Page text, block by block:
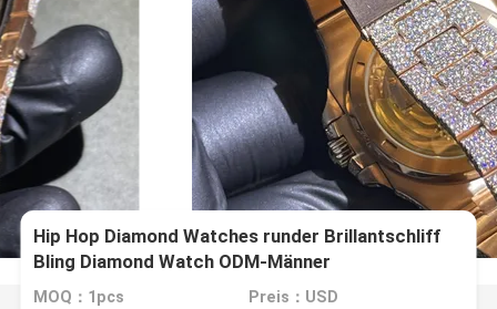
Hip Hop Diamond Watches runder Brillantschliff
Bling Diamond Watch ODM-Männer
MOQ：1pcs Preis：USD